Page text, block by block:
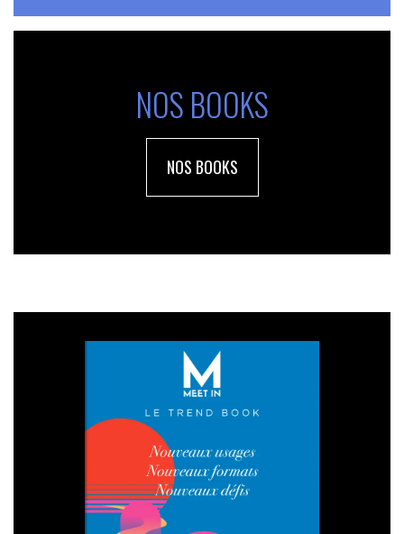
NOS BOOKS
NOS BOOKS